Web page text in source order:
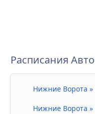
Расписания
Нижние Ворота »
Нижние Ворота »